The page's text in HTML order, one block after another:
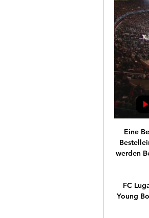
Eine Bestellannahme seitens Eintracht Frankfurt, unabhängig vom Zeitpunkt des Bestelleingangs, garantiert keine Kartenzuteilung. Bei stark nachgefragten Spielen werden Bestellungen von Vielfahrern und offiziellen Fanclubs von Eintracht Frankfurt vorrangig bearbeitet.

FC Lugano II U21 - Young Boys U21 Live ticker, H2H und FC Lugano II U21 gegen Young Boys U21 Live-Ticker (und kostenlos Übertragung Video Live-Stream sehen im Internet) startet am 17. Feb. 2024 um 14:00 (UTC ...

Lugano vs Young Boys stream and TV listings Lugano vs Young Boys - February 10, 2024 - Live Streaming and TV Listings, Live Scores, News and Videos :: Live Soccer TV.

FC Lugano gegen Young Boys Bern | Alle Spiele Direktvergleich und historische Duelle FC Lugano gegen Young Boys Bern ⬢ Alle Begegnungen und Statistiken im Überblick. TV-Programm · Apps ·